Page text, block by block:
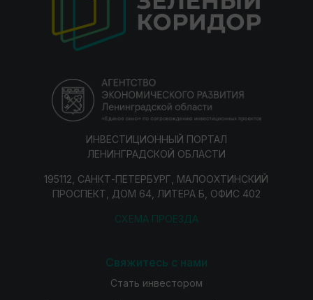
ИНВЕСТИЦИОННЫЙ ПОРТАЛ
ЛЕНИНГРАДСКОЙ ОБЛАСТИ
195112, САНКТ-ПЕТЕРБУРГ, МАЛООХТИНСКИЙ
ПРОСПЕКТ, ДОМ 64, ЛИТЕРА Б, ОФИС 402
СХЕМА ПРОЕЗДА
Свяжитесь с нами
Стать инвестором